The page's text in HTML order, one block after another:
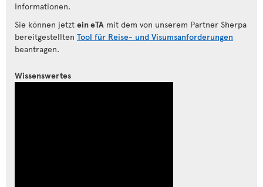
Informationen.
Sie können jetzt ein eTA mit dem von unserem Partner Sherpa
bereitgestellten Tool für Reise- und Visumsanforderungen
beantragen.
Wissenswertes